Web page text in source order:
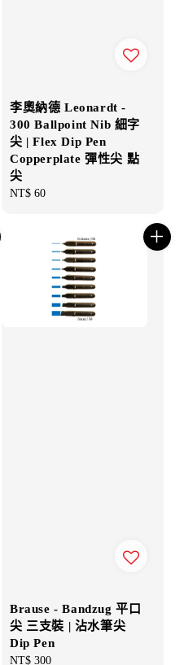
李奧納德 Leonardt -
300 Ballpoint Nib 細字
尖 | Flex Dip Pen
Copperplate 彈性尖 點
尖
Regular
NT$ 60
Brause - Bandzug 平口
尖 三支裝 | 沾水筆尖
Dip Pen
Regular
NT$ 300